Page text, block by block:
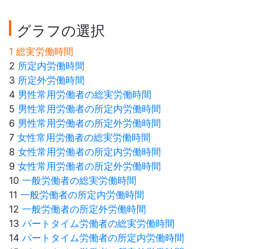
グラフの選択
1 総実労働時間
2 所定内労働時間
3 所定外労働時間
4 男性常用労働者の総実労働時間
5 男性常用労働者の所定内労働時間
6 男性常用労働者の所定外労働時間
7 女性常用労働者の総実労働時間
8 女性常用労働者の所定内労働時間
9 女性常用労働者の所定外労働時間
10 一般労働者の総実労働時間
11 一般労働者の所定内労働時間
12 一般労働者の所定外労働時間
13 パートタイム労働者の総実労働時間
14 パートタイム労働者の所定内労働時間